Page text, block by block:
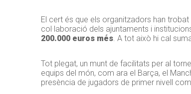
El cert és que els organitzadors han
col·laboració dels ajuntaments i
200.000 euros més. A tot això hi cal
Tot plegat, un munt de facilitats per al
equips del món, com ara el Barça, el
presència de jugadors de primer nivell